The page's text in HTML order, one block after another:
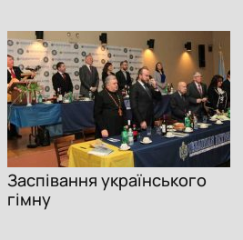
Заспівання українського
гімну